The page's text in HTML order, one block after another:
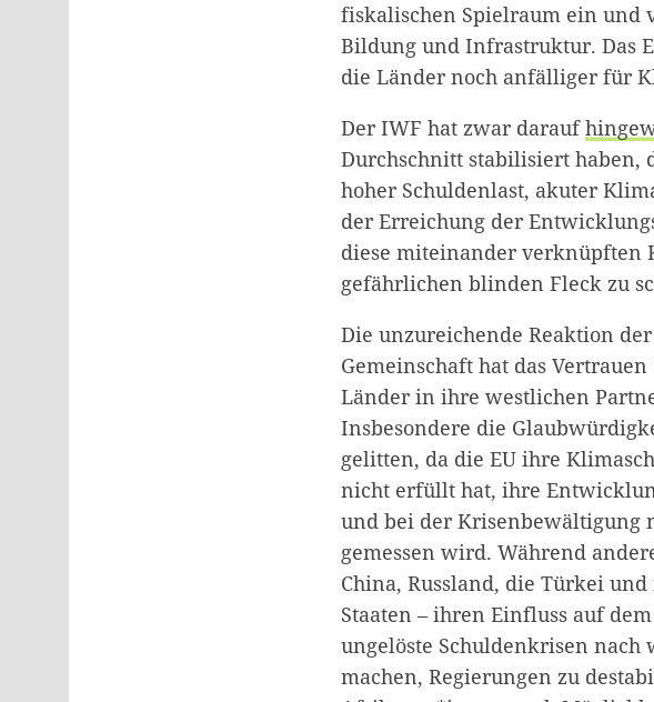
fiskalischen Spielraum ein und
Bildung und Infrastruktur. Das
die Länder noch anfälliger für
Der IWF hat zwar darauf
Durchschnitt stabilisiert haben,
hoher Schuldenlast, akuter
der Erreichung der
diese miteinander verknüpften
gefährlichen blinden Fleck zu
Die unzureichende Reaktion
Gemeinschaft hat das
Länder in ihre westlichen
Insbesondere die
gelitten, da die EU ihre
nicht erfüllt hat, ihre
und bei der Krisenbewältigung
gemessen wird. Während
China, Russland, die Türkei
Staaten – ihren Einfluss auf
ungelöste Schuldenkrisen nach
machen, Regierungen zu
Zum
weiter lesen